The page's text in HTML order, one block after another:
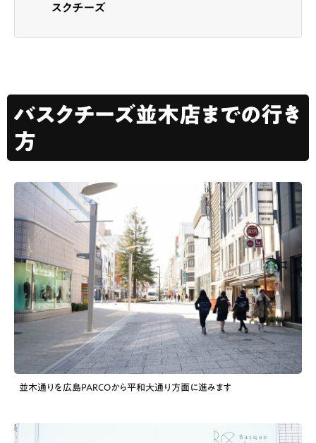
スクチーズ
バスクチーズ並木店までの行き
方
並木通りを広島PARCOから平和大通り方面に進みます